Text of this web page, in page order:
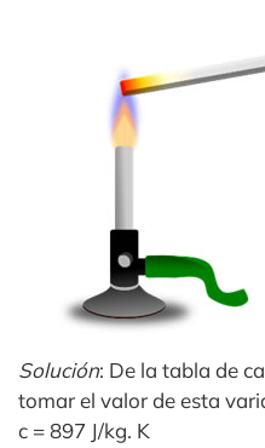
Solución: De la tabla de
tomar el valor de esta
c = 897 J/kg. K